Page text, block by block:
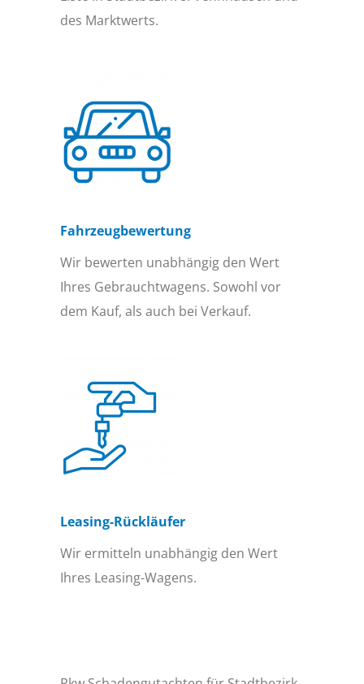
des Marktwerts.
Fahrzeugbewertung
Wir bewerten unabhängig den Wert
Ihres Gebrauchtwagens. Sowohl vor
dem Kauf, als auch bei Verkauf.
Leasing-Rückläufer
Wir ermitteln unabhängig den Wert
Ihres Leasing-Wagens.